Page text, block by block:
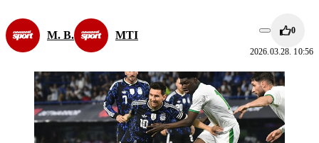
M. B. MTI 0
2026.03.28. 10:56